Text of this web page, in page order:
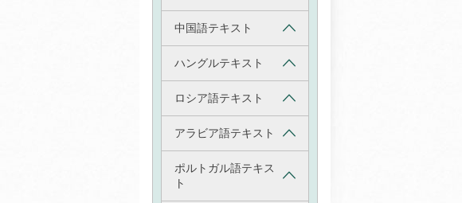
中国語テキスト
ハングルテキスト
ロシア語テキスト
アラビア語テキスト
ポルトガル語テキス
ト